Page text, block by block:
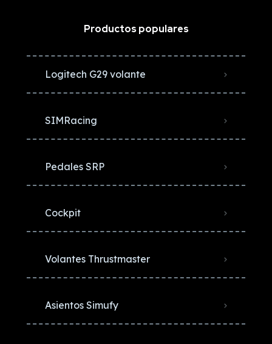
Productos populares
Logitech G29 volante
SIMRacing
Pedales SRP
Cockpit
Volantes Thrustmaster
Asientos Simufy